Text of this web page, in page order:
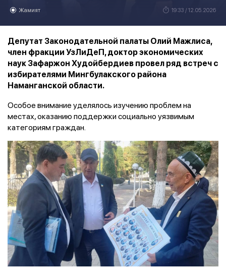
Жамият 19:33 / 12.05.2026
Депутат Законодательной палаты Олий Мажлиса,
член фракции УзЛиДеП, доктор экономических
наук Зафаржон Худойбердиев провел ряд встреч с
избирателями Мингбулакского района
Наманганской области.
Особое внимание уделялось изучению проблем на
местах, оказанию поддержки социально уязвимым
категориям граждан.